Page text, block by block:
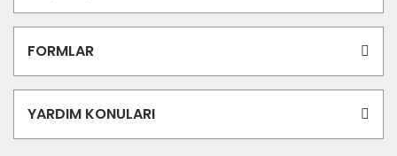
FORMLAR
YARDIM KONULARI